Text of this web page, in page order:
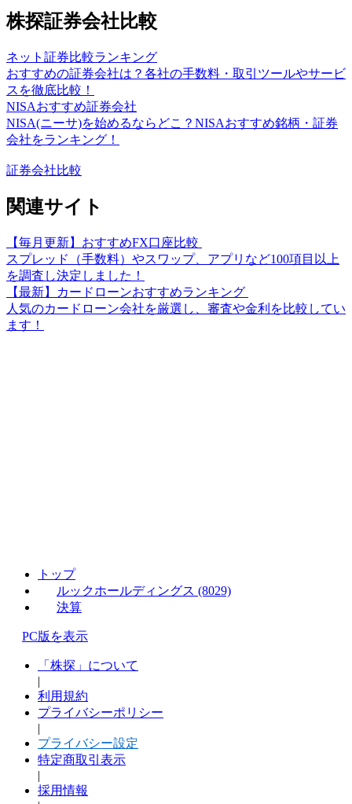
株探証券会社比較
ネット証券比較ランキング
おすすめの証券会社は？各社の手数料・取引ツールやサービ
スを徹底比較！
NISAおすすめ証券会社
NISA(ニーサ)を始めるならどこ？NISAおすすめ銘柄・証券
会社をランキング！
証券会社比較
関連サイト
【毎月更新】おすすめFX口座比較
スプレッド（手数料）やスワップ、アプリなど100項目以上
を調査し決定しました！
【最新】カードローンおすすめランキング
人気のカードローン会社を厳選し、審査や金利を比較してい
ます！
トップ
ルックホールディングス (8029)
決算
PC版を表示
「株探」について
|
利用規約
プライバシーポリシー
|
プライバシー設定
特定商取引表示
|
採用情報